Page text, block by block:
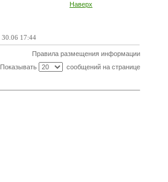
Наверх
30.06 17:44
Правила размещения информации
Показывать
сообщений на странице